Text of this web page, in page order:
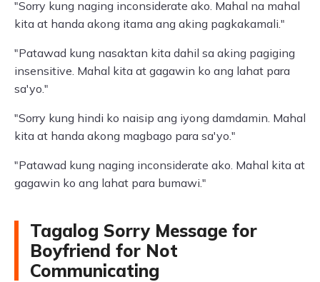
"Sorry kung naging inconsiderate ako. Mahal na mahal
kita at handa akong itama ang aking pagkakamali."
"Patawad kung nasaktan kita dahil sa aking pagiging
insensitive. Mahal kita at gagawin ko ang lahat para
sa'yo."
"Sorry kung hindi ko naisip ang iyong damdamin. Mahal
kita at handa akong magbago para sa'yo."
"Patawad kung naging inconsiderate ako. Mahal kita at
gagawin ko ang lahat para bumawi."
Tagalog Sorry Message for
Boyfriend for Not
Communicating